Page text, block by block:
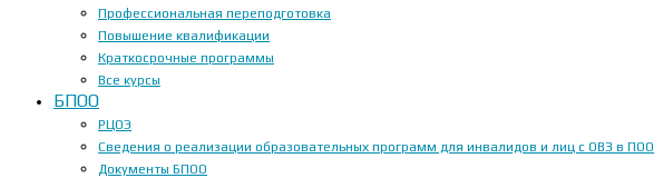
Профессиональная переподготовка
Повышение квалификации
Краткосрочные программы
Все курсы
БПОО
РЦОЭ
Сведения о реализации образовательных программ для инвалидов и лиц с ОВЗ в ПОО
Документы БПОО